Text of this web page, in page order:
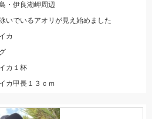
・伊良湖岬周辺
いでいるアオリが見え始めました
カ
カ１杯
カ甲長１３ｃｍ